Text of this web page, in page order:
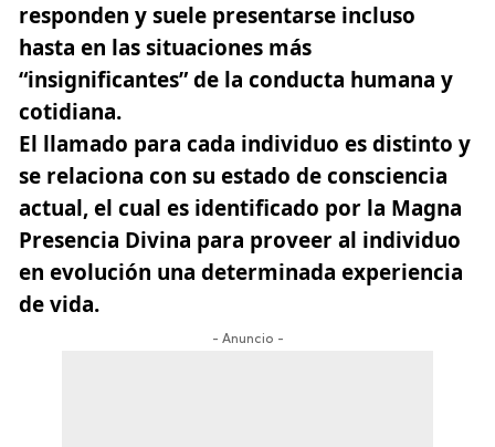
responden y suele presentarse incluso
hasta en las situaciones más
“insignificantes”de la conducta humana y
cotidiana.
El llamado para cada individuo es distinto y
se relaciona con su estado de consciencia
actual, el cual es identificado por la Magna
Presencia Divina para proveer al individuo
en evolución una determinada experiencia
de vida.
- Anuncio -